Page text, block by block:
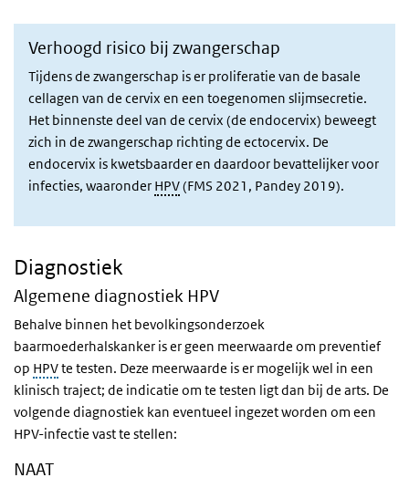
Verhoogd risico bij zwangerschap
Tijdens de zwangerschap is er proliferatie van de basale
cellagen van de cervix en een toegenomen slijmsecretie.
Het binnenste deel van de cervix (de endocervix) beweegt
zich in de zwangerschap richting de ectocervix. De
endocervix is kwetsbaarder en daardoor bevattelijker voor
infecties, waaronder HPV(FMS 2021, Pandey 2019).
Diagnostiek
Algemene diagnostiek HPV
Behalve binnen het bevolkingsonderzoek
baarmoederhalskanker is er geen meerwaarde om preventief
op HPVte testen. Deze meerwaarde is er mogelijk wel in een
klinisch traject; de indicatie om te testen ligt dan bij de arts. De
volgende diagnostiek kan eventueel ingezet worden om een
HPV-infectie vast te stellen:
NAAT